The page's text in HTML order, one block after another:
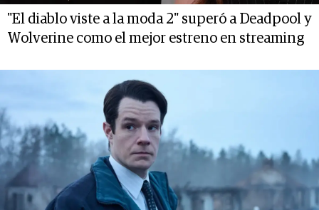
"El diablo viste a la moda 2" superó a Deadpool y
Wolverine como el mejor estreno en streaming